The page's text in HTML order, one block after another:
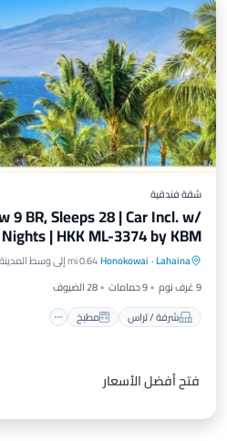
شقة فندقية
9 BR, Sleeps 28 | Car Incl. w/
| HKK ML-3374 by KBM
Lahaina
·
Honokowai0.64 mi إلى وسط المدينة
9 غرف نوم
9 حمامات
28 الضيوف
شرفة / تراس
مطبخ
شرفة / تراس مطبخ
مناسب للأطفال
فتح أفضل الأسعار